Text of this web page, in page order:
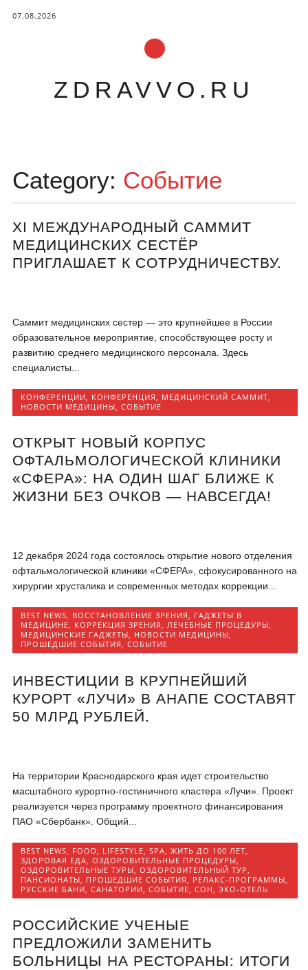
07.08.2026
ZDRAVVO.RU
Category: Событие
XI МЕЖДУНАРОДНЫЙ САММИТ
МЕДИЦИНСКИХ СЕСТЁР
ПРИГЛАШАЕТ К СОТРУДНИЧЕСТВУ.
Саммит медицинских сестер — это крупнейшее в России
образовательное мероприятие, способствующее росту и
развитию среднего медицинского персонала. Здесь
специалисты...
КОНФЕРЕНЦИИ, КОНФЕРЕНЦИЯ, МЕДИЦИНСКИЙ САММИТ,
НОВОСТИ МЕДИЦИНЫ,СОБЫТИЕ
ОТКРЫТ НОВЫЙ КОРПУС
ОФТАЛЬМОЛОГИЧЕСКОЙ КЛИНИКИ
«СФЕРА»: НА ОДИН ШАГ БЛИЖЕ К
ЖИЗНИ БЕЗ ОЧКОВ — НАВСЕГДА!
12 декабря 2024 года состоялось открытие нового отделения
офтальмологической клиники «СФЕРА», сфокусированного на
хирургии хрусталика и современных методах коррекции...
BEST NEWS, ВОССТАНОВЛЕНИЕ ЗРЕНИЯ, ГАДЖЕТЫ В
МЕДИЦИНЕ, КОРРЕКЦИЯ ЗРЕНИЯ,ЛЕЧЕБНЫЕ ПРОЦЕДУРЫ,
МЕДИЦИНСКИЕ ГАДЖЕТЫ, НОВОСТИ МЕДИЦИНЫ,
ПРОШЕДШИЕ СОБЫТИЯ,СОБЫТИЕ
ИНВЕСТИЦИИ В КРУПНЕЙШИЙ
КУРОРТ «ЛУЧИ» В АНАПЕ СОСТАВЯТ
50 МЛРД РУБЛЕЙ.
На территории Краснодарского края идет строительство
масштабного курортно-гостиничного кластера «Лучи». Проект
реализуется через программу проектного финансирования
ПАО «Сбербанк». Общий...
BEST NEWS FOOD LIFESTYLE ,SPA ,ЖИТЬ ДО 100 ЛЕТ
ЗДОРОВАЯ ЕДА ,ОЗДОРОВИТЕЛЬНЫЕ ПРОЦЕДУРЫ
ОЗДОРОВИТЕЛЬНЫЕ ТУРЫ ,ОЗДОРОВИТЕЛЬНЫЙ ТУР
ПАНСИОНАТЫ
ПРОШЕДШИЕ СОБЫТИЯ РЕЛАКС-ПРОГРАММЫ
РУССКИЕ БАНИ ,САНАТОРИИ ,СОБЫТИЕ ,СОН ,ЭКО-ОТЕЛЬ
РОССИЙСКИЕ УЧЕНЫЕ
ПРЕДЛОЖИЛИ ЗАМЕНИТЬ
БОЛЬНИЦЫ НА РЕСТОРАНЫ: ИТОГИ